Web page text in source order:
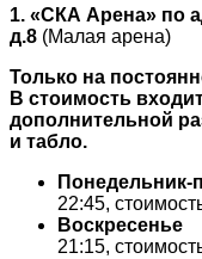
1. «СКА Арена» по
д.8 (Малая арена)
Только на
В стоимость
дополнительной
и табло.
Понедельник-
22:45,
Воскресенье
21:15,